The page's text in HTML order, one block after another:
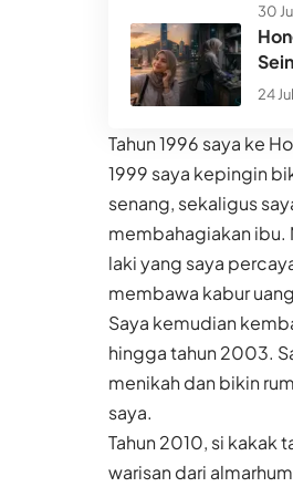
30
24
Tahun 1996 saya ke
1999 saya kepingin
senang, sekaligus
membahagiakan ibu.
laki yang saya
membawa kabur
Saya kemudian
hingga tahun 2003.
menikah dan bikin
saya.
Tahun 2010, si kakak
warisan dari